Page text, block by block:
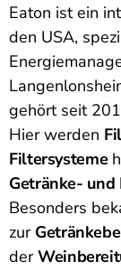
Eaton ist ein
den USA,
gehört seit
Hier werden
Filtersysteme
Getränke-
Besonders
zur
der